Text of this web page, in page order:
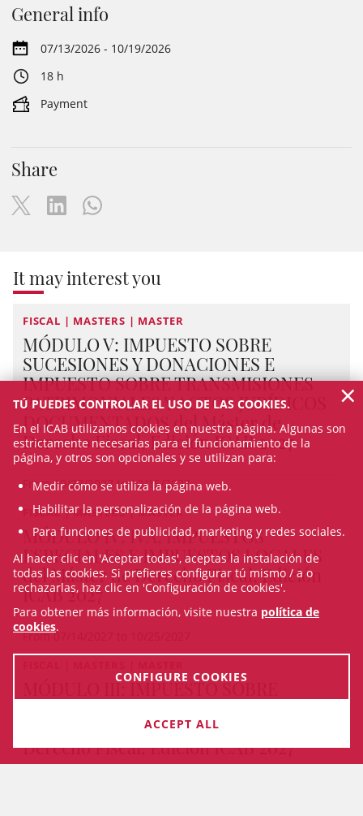
General info
07/13/2026 - 10/19/2026
18 h
Payment
Share
It may interest you
FISCAL | MASTERS | MASTER
MÓDULO V: IMPUESTO SOBRE
SUCESIONES Y DONACIONES E
IMPUESTO SOBRE TRANSMISIONES
PATRIMONIALES Y ACTOS JURÍDICOS
DOCUMENTADOS del Máster de
Derecho Fiscal, Edición ICAB 2027
From 10/27/2027 to 12/15/2027
FISCAL | MASTERS | MASTER
MÓDULO IV: IVA, IMPUESTOS
ESPECIALES E IMPUESTOS LOCALES
del Máster de Derecho Fiscal, Edición
ICAB 2027
From 07/14/2027 to 10/25/2027
MÓDULO III: IMPUESTO SOBRE
NO RESIDENTES del Máster de
Derecho Fiscal, Edición ICAB 2027
TÚ PUEDES CONTROLAR EL USO DE LAS COOKIES.
En el ICAB utilizamos cookies en nuestra página. Algunas son
estrictamente necesarias para el funcionamiento de la
página, y otros son opcionales y se utilizan para:
Medir cómo se utiliza la página web.
Habilitar la personalización de la página web.
Para funciones de publicidad, marketing y redes sociales.
Al hacer clic en 'Aceptar todas', aceptas la instalación de
todas las cookies. Si prefieres configurar tú mismo / a o
rechazarlas, haz clic en 'Configuración de cookies'.
Para obtener más información, visite nuestra política de
cookies.
CONFIGURE COOKIES
ACCEPT ALL
×